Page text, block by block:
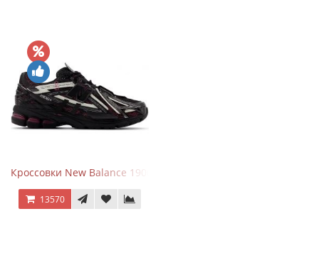
Кроссовки New Balance 1906A Dragon Berry
13570